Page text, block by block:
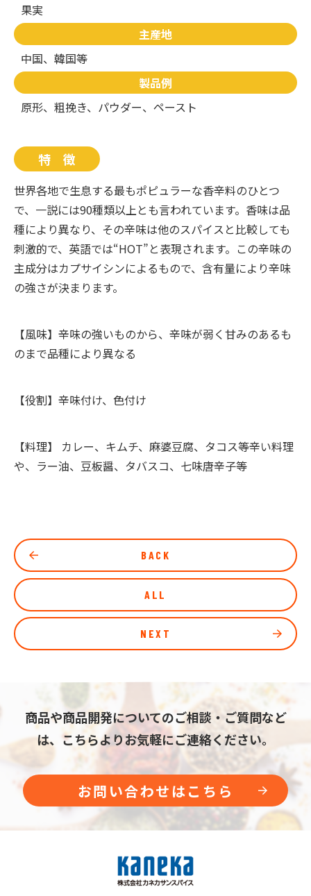
果実
主産地
中国、韓国等
製品例
原形、粗挽き、パウダー、ペースト
特 徴
世界各地で生息する最もポピュラーな香辛料のひとつ
で、一説には90種類以上とも言われています。香味は品
種により異なり、その辛味は他のスパイスと比較しても
刺激的で、英語では“HOT”と表現されます。この辛味の
主成分はカプサイシンによるもので、含有量により辛味
の強さが決まります。
【風味】辛味の強いものから、辛味が弱く甘みのあるも
のまで品種により異なる
【役割】辛味付け、色付け
【料理】 カレー、キムチ、麻婆豆腐、タコス等辛い料理
や、ラー油、豆板醤、タバスコ、七味唐辛子等
BACK
ALL
NEXT
商品や商品開発についてのご相談・ご質問など
は、こちらよりお気軽にご連絡ください。
お問い合わせはこちら